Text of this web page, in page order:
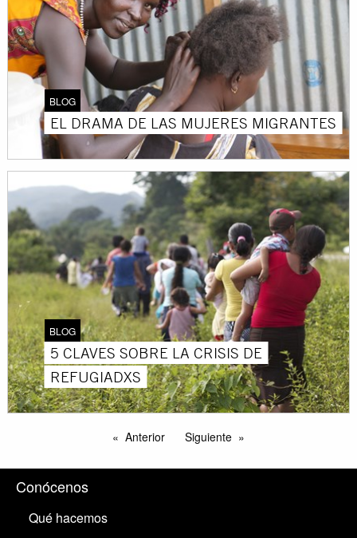
BLOG
EL DRAMA DE LAS MUJERES MIGRANTES
BLOG
5 CLAVES SOBRE LA CRISIS DE
REFUGIADXS
Anterior Siguiente
Conócenos
Qué hacemos